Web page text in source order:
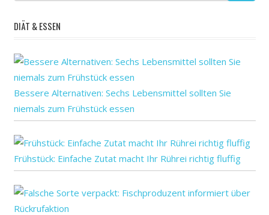
DIÄT & ESSEN
Bessere Alternativen: Sechs Lebensmittel sollten Sie
niemals zum Frühstück essen
Frühstück: Einfache Zutat macht Ihr Rührei richtig fluffig